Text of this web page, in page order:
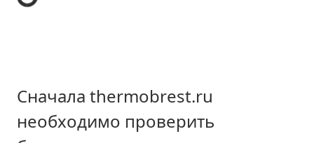
Сначала thermobrest.ru
необходимо проверить